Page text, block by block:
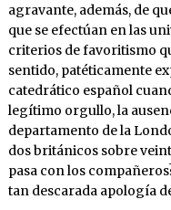
agravante, además, de
que se efectúan en las
criterios de favoritismo
sentido, patéticamente
catedrático español
legítimo orgullo, la
departamento de la
dos británicos sobre
pasa con los
tan descarada apología